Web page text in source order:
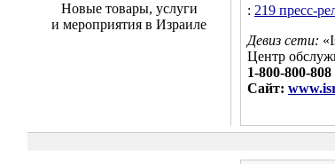
Новые товары, услуги
и мероприятия в Израиле
: 219 пресс-
Девиз сети:
Центр
1-800-800-808
Сайт: